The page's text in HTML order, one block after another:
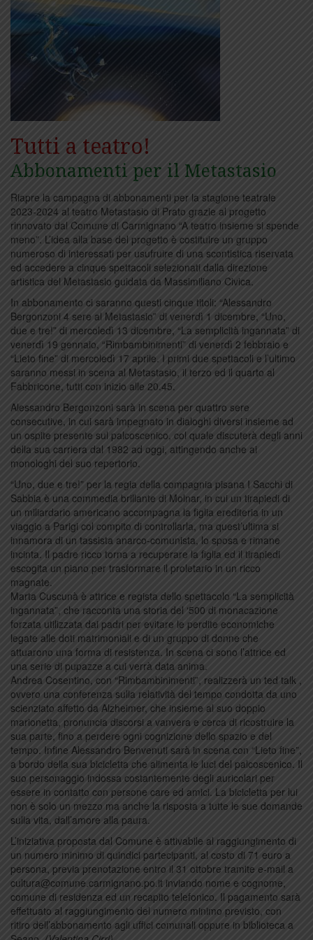
Tutti a teatro!
Abbonamenti per il Metastasio
Riapre la campagna di abbonamenti per la stagione teatrale
2023-2024 al teatro Metastasio di Prato grazie al progetto
rinnovato dal Comune di Carmignano “A teatro insieme si spende
meno”. L’idea alla base del progetto è costituire un gruppo
numeroso di interessati per usufruire di una scontistica riservata
ed accedere a cinque spettacoli selezionati dalla direzione
artistica del Metastasio guidata da Massimiliano Civica.
In abbonamento ci saranno questi cinque titoli: “Alessandro
Bergonzoni 4 sere al Metastasio” di venerdì 1 dicembre, “Uno,
due e tre!” di mercoledì 13 dicembre, “La semplicità ingannata” di
venerdì 19 gennaio, “Rimbambinimenti” di venerdì 2 febbraio e
“Lieto fine” di mercoledì 17 aprile. I primi due spettacoli e l’ultimo
saranno messi in scena al Metastasio, il terzo ed il quarto al
Fabbricone, tutti con inizio alle 20.45.
Alessandro Bergonzoni sarà in scena per quattro sere
consecutive, in cui sarà impegnato in dialoghi diversi insieme ad
un ospite presente sul palcoscenico, col quale discuterà degli anni
della sua carriera dal 1982 ad oggi, attingendo anche ai
monologhi del suo repertorio.
“Uno, due e tre!” per la regia della compagnia pisana I Sacchi di
Sabbia è una commedia brillante di Molnar, in cui un tirapiedi di
un miliardario americano accompagna la figlia erediteria in un
viaggio a Parigi col compito di controllarla, ma quest’ultima si
innamora di un tassista anarco-comunista, lo sposa e rimane
incinta. Il padre ricco torna a recuperare la figlia ed il tirapiedi
escogita un piano per trasformare il proletario in un ricco
magnate.
Marta Cuscunà è attrice e regista dello spettacolo “La semplicità
ingannata”, che racconta una storia del ‘500 di monacazione
forzata utilizzata dai padri per evitare le perdite economiche
legate alle doti matrimoniali e di un gruppo di donne che
attuarono una forma di resistenza. In scena ci sono l’attrice ed
una serie di pupazze a cui verrà data anima.
Andrea Cosentino, con “Rimbambinimenti”, realizzerà un ted talk ,
ovvero una conferenza sulla relatività del tempo condotta da uno
scienziato affetto da Alzheimer, che insieme al suo doppio
marionetta, pronuncia discorsi a vanvera e cerca di ricostruire la
sua parte, fino a perdere ogni cognizione dello spazio e del
tempo. Infine Alessandro Benvenuti sarà in scena con “Lieto fine”,
a bordo della sua bicicletta che alimenta le luci del palcoscenico. Il
suo personaggio indossa costantemente degli auricolari per
essere in contatto con persone care ed amici. La bicicletta per lui
non è solo un mezzo ma anche la risposta a tutte le sue domande
sulla vita, dall’amore alla paura.
L’iniziativa proposta dal Comune è attivabile al raggiungimento di
un numero minimo di quindici partecipanti, al costo di 71 euro a
persona, previa prenotazione entro il 31 ottobre tramite e-mail a
cultura@comune.carmignano.po.it inviando nome e cognome,
comune di residenza ed un recapito telefonico. Il pagamento sarà
effettuato al raggiungimento del numero minimo previsto, con
ritiro dell’abbonamento agli uffici comunali oppure in biblioteca a